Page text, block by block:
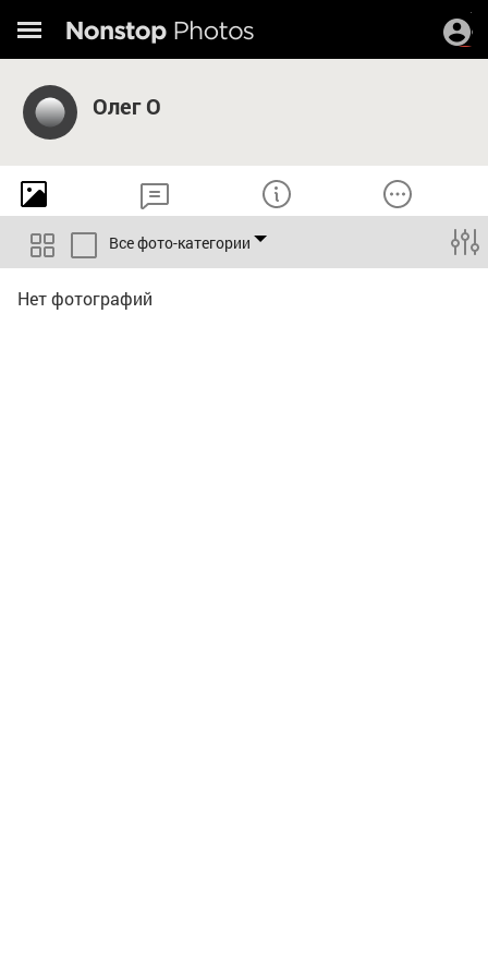
Олег О
Все фото-категории
Нет фотографий